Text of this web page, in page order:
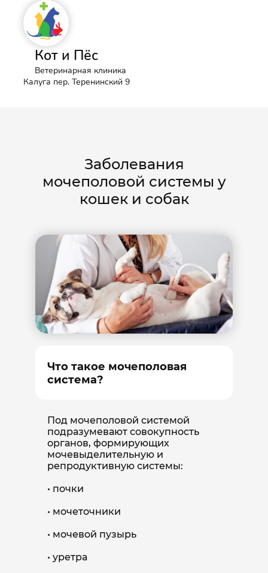
Кот и Пёс
Ветеринарная клиника
Калуга пер. Теренинский 9
Заболевания
мочеполовой системы у
кошек и собак
Что такое мочеполовая
система?
Под мочеполовой системой
подразумевают совокупность
органов, формирующих
мочевыделительную и
репродуктивную системы:
почки
мочеточники
мочевой пузырь
уретра